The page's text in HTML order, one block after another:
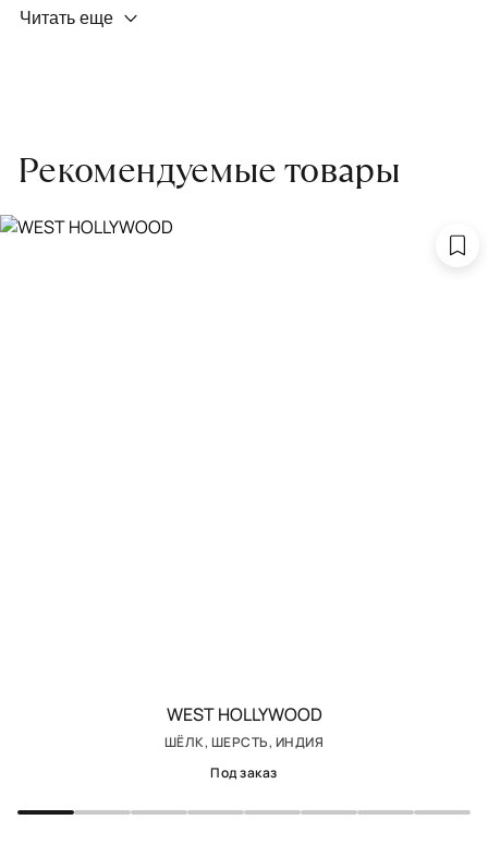
Профилактика износа
заборе ковра экспертом либо привозите его в салон.
Читать еще
Рекомендуемые товары
WEST HOLLYWOOD
ШЁЛК, ШЕРСТЬ, ИНДИЯ
Под заказ